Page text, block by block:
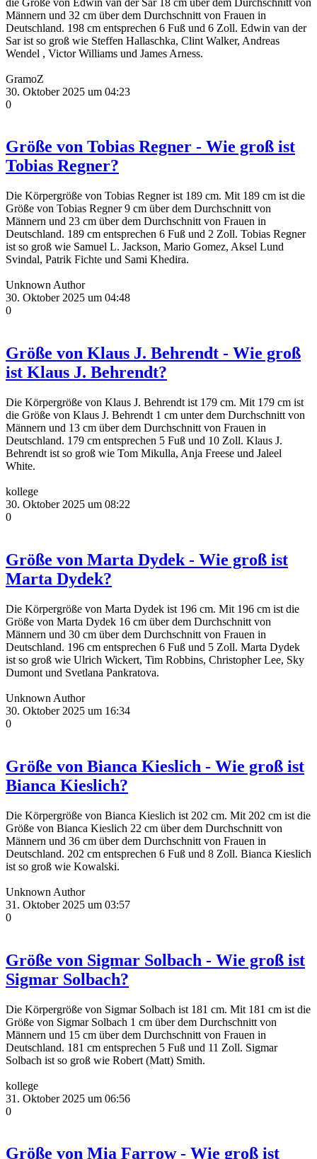
Männern und 32 cm über dem Durchschnitt von Frauen in
Deutschland. 198 cm entsprechen 6 Fuß und 6 Zoll. Edwin van der
Sar ist so groß wie Steffen Hallaschka, Clint Walker, Andreas
Wendel , Victor Williams und James Arness.
GramoZ
30. Oktober 2025 um 04:23
0
Größe von Tobias Regner - Wie groß ist
Tobias Regner?
Die Körpergröße von Tobias Regner ist 189 cm. Mit 189 cm ist die
Größe von Tobias Regner 9 cm über dem Durchschnitt von
Männern und 23 cm über dem Durchschnitt von Frauen in
Deutschland. 189 cm entsprechen 6 Fuß und 2 Zoll. Tobias Regner
ist so groß wie Samuel L. Jackson, Mario Gomez, Aksel Lund
Svindal, Patrik Fichte und Sami Khedira.
Unknown Author
30. Oktober 2025 um 04:48
0
Größe von Klaus J. Behrendt - Wie groß
ist Klaus J. Behrendt?
Die Körpergröße von Klaus J. Behrendt ist 179 cm. Mit 179 cm ist
die Größe von Klaus J. Behrendt 1 cm unter dem Durchschnitt von
Männern und 13 cm über dem Durchschnitt von Frauen in
Deutschland. 179 cm entsprechen 5 Fuß und 10 Zoll. Klaus J.
Behrendt ist so groß wie Tom Mikulla, Anja Freese und Jaleel
White.
kollege
30. Oktober 2025 um 08:22
0
Größe von Marta Dydek - Wie groß ist
Marta Dydek?
Die Körpergröße von Marta Dydek ist 196 cm. Mit 196 cm ist die
Größe von Marta Dydek 16 cm über dem Durchschnitt von
Männern und 30 cm über dem Durchschnitt von Frauen in
Deutschland. 196 cm entsprechen 6 Fuß und 5 Zoll. Marta Dydek
ist so groß wie Ulrich Wickert, Tim Robbins, Christopher Lee, Sky
Dumont und Svetlana Pankratova.
Unknown Author
30. Oktober 2025 um 16:34
0
Größe von Bianca Kieslich - Wie groß ist
Bianca Kieslich?
Die Körpergröße von Bianca Kieslich ist 202 cm. Mit 202 cm ist die
Größe von Bianca Kieslich 22 cm über dem Durchschnitt von
Männern und 36 cm über dem Durchschnitt von Frauen in
Deutschland. 202 cm entsprechen 6 Fuß und 8 Zoll. Bianca Kieslich
ist so groß wie Kowalski.
Unknown Author
31. Oktober 2025 um 03:57
0
Größe von Sigmar Solbach - Wie groß ist
Sigmar Solbach?
Die Körpergröße von Sigmar Solbach ist 181 cm. Mit 181 cm ist die
Größe von Sigmar Solbach 1 cm über dem Durchschnitt von
Männern und 15 cm über dem Durchschnitt von Frauen in
Deutschland. 181 cm entsprechen 5 Fuß und 11 Zoll. Sigmar
Solbach ist so groß wie Robert (Matt) Smith.
kollege
31. Oktober 2025 um 06:56
0
Größe von Mia Farrow - Wie groß ist